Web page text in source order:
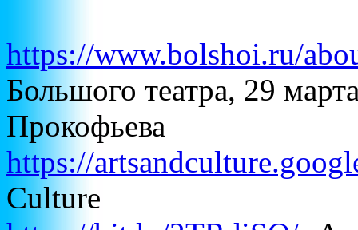
https://www.bolshoi.ru/
Большого театра, 29
Прокофьева
https://
Culture